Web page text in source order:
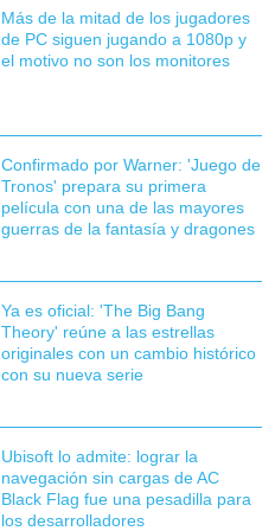
Más de la mitad de los jugadores
de PC siguen jugando a 1080p y
el motivo no son los monitores
Confirmado por Warner: 'Juego de
Tronos' prepara su primera
película con una de las mayores
guerras de la fantasía y dragones
Ya es oficial: 'The Big Bang
Theory' reúne a las estrellas
originales con un cambio histórico
con su nueva serie
Ubisoft lo admite: lograr la
navegación sin cargas de AC
Black Flag fue una pesadilla para
los desarrolladores